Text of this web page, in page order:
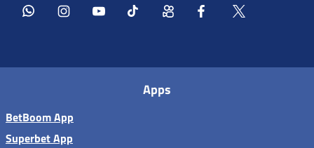
Apps
BetBoom App
Superbet App